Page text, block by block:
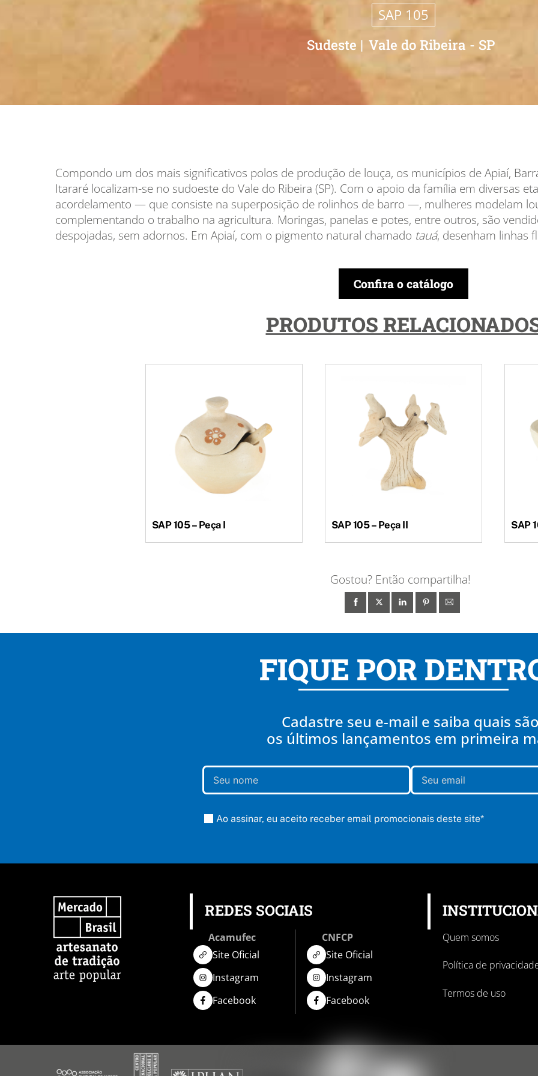
SAP 105
Sudeste | Vale do Ribeira - SP
Compondo um dos mais significativos polos de produção de louça, os municípios de Apiaí,
Itararé localizam-se no sudoeste do Vale do Ribeira (SP). Com o apoio da família em diversas
acordelamento — que consiste na superposição de rolinhos de barro —, mulheres modelam
complementando o trabalho na agricultura. Moringas, panelas e potes, entre outros, são
despojadas, sem adornos. Em Apiaí, com o pigmento natural chamado tauá, desenham linhas
Confira o catálogo
PRODUTOS
SAP 105 – Peça I SAP 105 – Peça II SAP
Gostou? Então compartilha!
FIQUE POR
Cadastre seu e-mail e saiba quais são
os últimos lançamentos em primeira
Ao assinar, eu aceito receber email promocionais deste site*
REDES SOCIAIS
Acamufec
Site Oficial
Instagram
Facebook
CNFCP
Site Oficial
Instagram
Facebook
Quem somos
Política de
Termos de uso